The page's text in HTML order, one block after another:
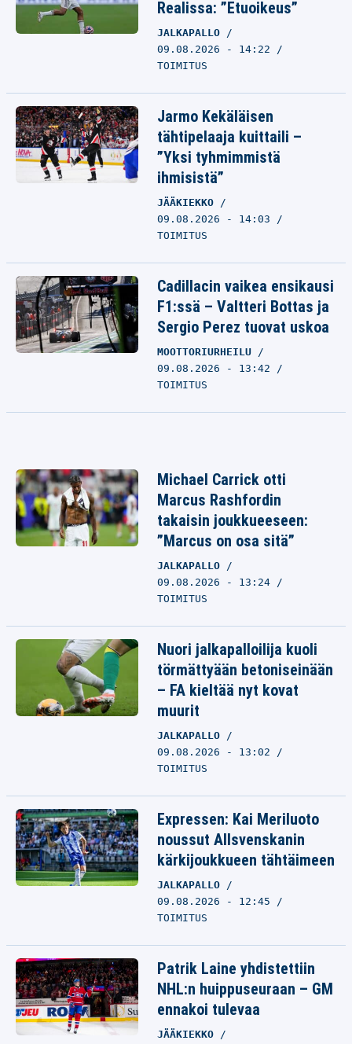
Realissa: ”Etuoikeus”
JALKAPALLO
09.08.2026 - 14:22
TOIMITUS
Jarmo Kekäläisen
tähtipelaaja kuittaili –
”Yksi tyhmimmistä
ihmisistä”
JÄÄKIEKKO
09.08.2026 - 14:03
TOIMITUS
Cadillacin vaikea ensikausi
F1:ssä – Valtteri Bottas ja
Sergio Perez tuovat uskoa
MOOTTORIURHEILU
09.08.2026 - 13:42
TOIMITUS
Michael Carrick otti
Marcus Rashfordin
takaisin joukkueeseen:
”Marcus on osa sitä”
JALKAPALLO
09.08.2026 - 13:24
TOIMITUS
Nuori jalkapalloilija kuoli
törmättyään betoniseinään
– FA kieltää nyt kovat
muurit
JALKAPALLO
09.08.2026 - 13:02
TOIMITUS
Expressen: Kai Meriluoto
noussut Allsvenskanin
kärkijoukkueen tähtäimeen
JALKAPALLO
09.08.2026 - 12:45
TOIMITUS
Patrik Laine yhdistettiin
NHL:n huippuseuraan – GM
ennakoi tulevaa
JÄÄKIEKKO